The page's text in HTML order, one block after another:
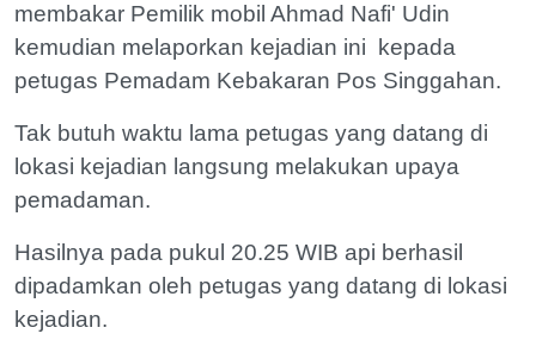
membakar Pemilik mobil Ahmad Nafi' Udin
kemudian melaporkan kejadian ini kepada
petugas Pemadam Kebakaran Pos Singgahan.
Tak butuh waktu lama petugas yang datang di
lokasi kejadian langsung melakukan upaya
pemadaman.
Hasilnya pada pukul 20.25 WIB api berhasil
dipadamkan oleh petugas yang datang di lokasi
kejadian.